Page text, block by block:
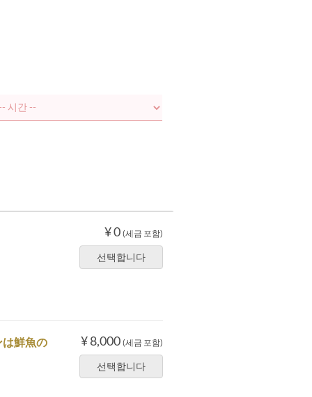
¥ 0 (세금 포함)
선택합니다
¥ 8,000 (세금 포함)
선택합니다
は鮮魚の